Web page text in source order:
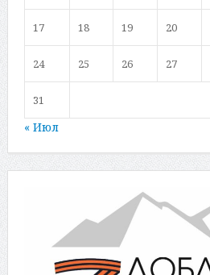
17 18 19 20
24 25 26 27
31
« Июл